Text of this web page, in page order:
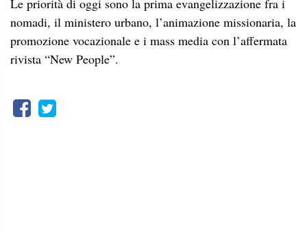
Le priorità di oggi sono la prima evangelizzazione fra i
nomadi, il ministero urbano, l’animazione missionaria, la
promozione vocazionale e i mass media con l’affermata
rivista “New People”.